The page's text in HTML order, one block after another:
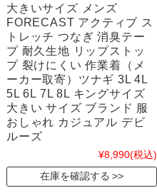
大きいサイズ メンズ
FORECAST アクティブ ス
トレッチ つなぎ 消臭テー
プ 耐久生地 リップストッ
プ 裂けにくい 作業着（メ
ーカー取寄）ツナギ 3L 4L
5L 6L 7L 8L キングサイズ
大きい サイズ ブランド 服
おしゃれ カジュアル デビ
ルーズ
¥8,990(税込)
在庫を確認する